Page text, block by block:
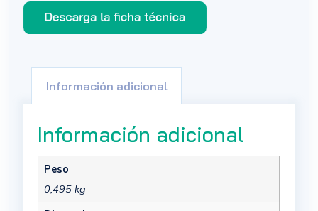
Información adicional
Información adicional
Peso
0,495 kg